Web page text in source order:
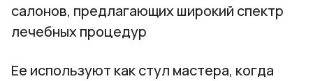
салонов, предлагающих широкий спектр
лечебных процедур
Ее используют как стул мастера, когда